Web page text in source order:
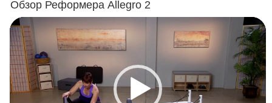
Обзор Реформера Allegro 2